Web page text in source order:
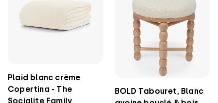
Plaid blanc crème
Copertina - The
Socialite Family
BOLD Tabouret, Blanc